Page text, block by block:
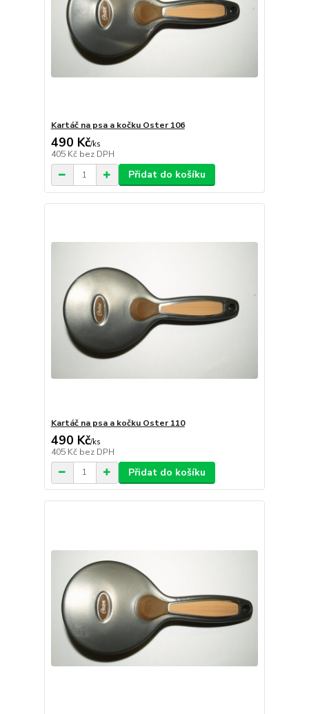
Kartáč na psa a kočku Oster 106
490 Kč/ks
405 Kč bez DPH
Přidat do košíku
Kartáč na psa a kočku Oster 110
490 Kč/ks
405 Kč bez DPH
Přidat do košíku